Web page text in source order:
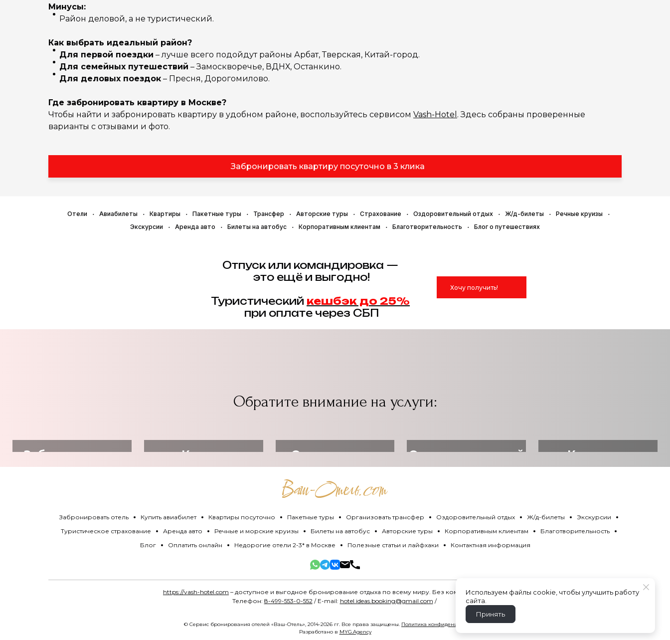
Минусы:
Район деловой, а не туристический.
Как выбрать идеальный район?
Для первой поездки – лучше всего подойдут районы Арбат, Тверская, Китай-город.
Для семейных путешествий – Замоскворечье, ВДНХ, Останкино.
Для деловых поездок – Пресня, Дорогомилово.
Где забронировать квартиру в Москве?
Чтобы найти и забронировать квартиру в удобном районе, воспользуйтесь сервисом Vash-Hotel . Здесь собраны проверенные
варианты с отзывами и фото.
Забронировать квартиру посуточно в 3 клика
Отели Авиабилеты Квартиры Пакетные туры Трансфер Авторские туры Страхование Оздоровительный отдых Ж/д-билеты
Речные круизы
Экскурсии
Аренда авто Билеты на автобус Корпоративным клиентам Благотворительность Блог о путешествиях
Хочу получить!
Отпуск или командировка —
это ещё и выгодно!
Туристический кешбэк до 25%
при оплате через СБП
Обратите внимание на услуги:
Забронировать
отель
Купить
авиабилет
Организовать
трансфер
Оздоровительный
отдых
Квартиры
посуточно
Забронировать отель Купить авиабилет Квартиры посуточно Пакетные туры Организовать трансфер Оздоровительный отдых Ж/д-билеты
Экскурсии
Туристическое страхование
Аренда авто Речные и морские круизы Билеты на автобус Авторские туры Корпоративным клиентам
Благотворительность
Блог
Оплатить онлайн Недорогие отели 2-3* в Москве Полезные статьи и лайфхаки Контактная информация
https://vash-hotel.com – доступное и выгодное бронирование отдыха по всему миру. Без комиссииВСЕГДА.
Телефон: 8-499-553-0-552 / E-mail: hotel.ideas.booking@gmail.com /
© Сервис бронирования отелей «Ваш-Отель», 2014-2026 гг. Все права защищены. Политика конфиденциальности.
Разработано в MYG.Agency
Используем файлы cookie, чтобы улучшить работу
сайта.
Принять